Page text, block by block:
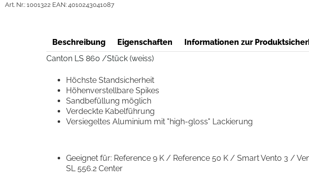
Art. Nr.: 1001322 EAN: 4010243041087
Beschreibung Eigenschaften
Informationen zur
Canton LS 860 /Stück (weiss)
Höchste Standsicherheit
Höhenverstellbare Spikes
Sandbefüllung möglich
Verdeckte Kabelführung
Versiegeltes Aluminium mit "high-gloss" Lackierung
Geeignet für: Reference 9 K / Reference 50 K / Smart Vento 3 /
SL 556.2 Center